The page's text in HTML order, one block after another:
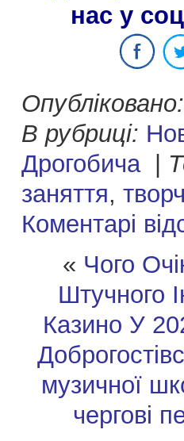
нас у
Опубліковано:
В рубриці:
Дрогобича|
заняття,
Коментарі
« Чого
Штучного
Казино У
музичної
чергові